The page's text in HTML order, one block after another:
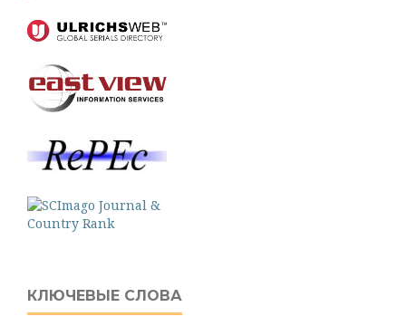
КЛЮЧЕВЫЕ СЛОВА